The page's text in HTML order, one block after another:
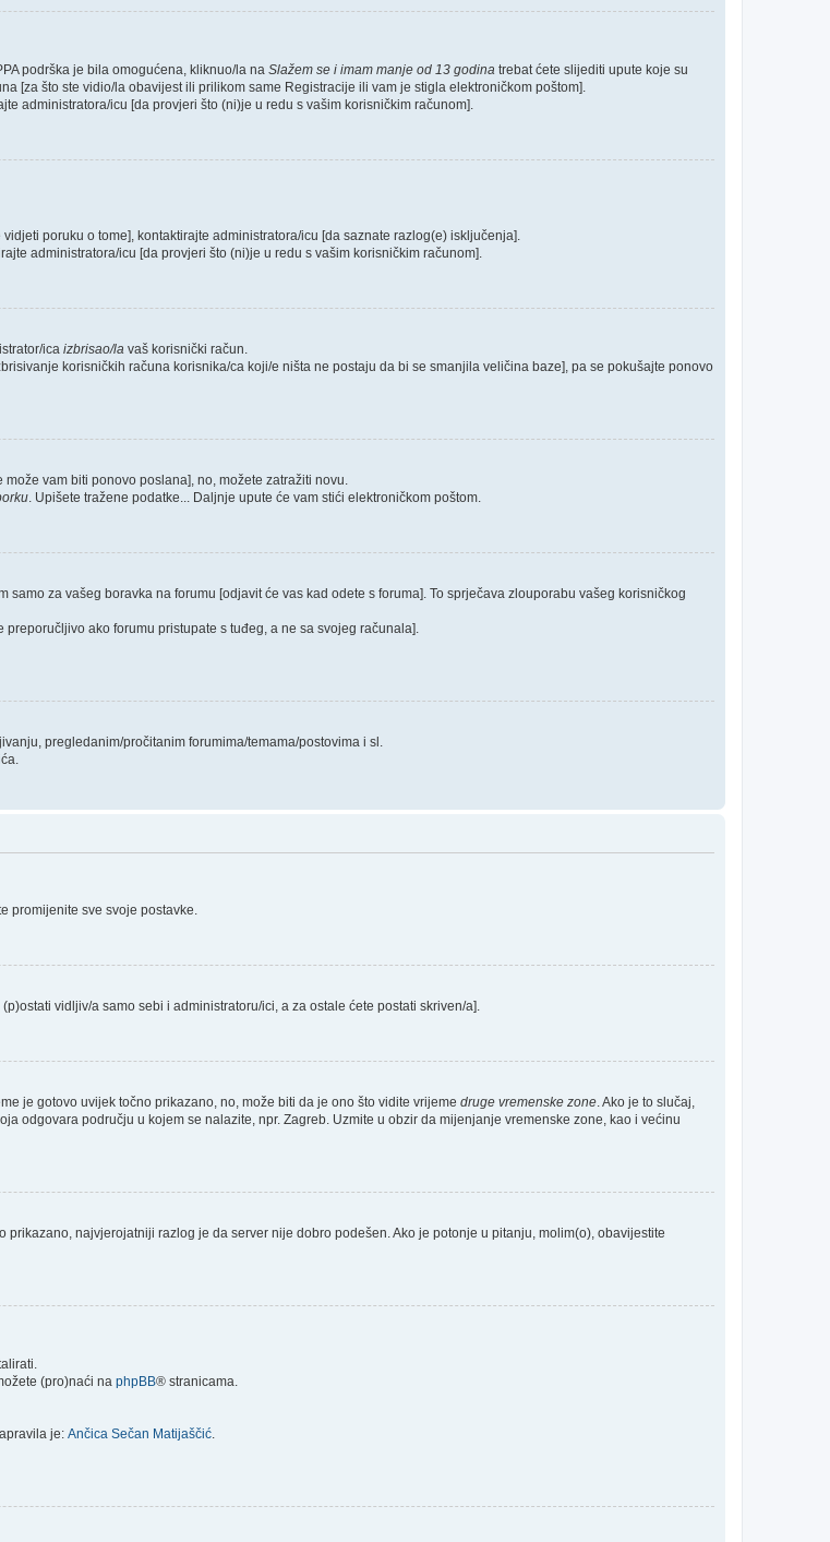
podrška je bila omogućena, kliknuo/la na Slažem se i imam manje od 13 godina trebat ćete slijediti upute koje su
[za što ste vidio/la obavijest ili prilikom same Registracije ili vam je stigla elektroničkom poštom].
administratora/icu [da provjeri što (ni)je u redu s vašim korisničkim računom].
poruku o tome], kontaktirajte administratora/icu [da saznate razlog(e) isključenja].
administratora/icu [da provjeri što (ni)je u redu s vašim korisničkim računom].
ica izbrisao/la vaš korisnički račun.
korisničkih računa korisnika/ca koji/e ništa ne postaju da bi se smanjila veličina baze], pa se pokušajte ponovo
vam biti ponovo poslana], no, možete zatražiti novu.
. Upišete tražene podatke... Daljnje upute će vam stići elektroničkom poštom.
za vašeg boravka na forumu [odjavit će vas kad odete s foruma]. To sprječava zlouporabu vašeg korisničkog
ako forumu pristupate s tuđeg, a ne sa svojeg računala].
pregledanim/pročitanim forumima/temama/postovima i sl.
promijenite sve svoje postavke.
(p)ostati vidljiv/a samo sebi i administratoru/ici, a za ostale ćete postati skriven/a].
je gotovo uvijek točno prikazano, no, može biti da je ono što vidite vrijeme druge vremenske zone. Ako je to slučaj,
odgovara području u kojem se nalazite, npr. Zagreb. Uzmite u obzir da mijenjanje vremenske zone, kao i većinu
prikazano, najvjerojatniji razlog je da server nije dobro podešen. Ako je potonje u pitanju, molim(o), obavijestite
(pro)naći na phpBB® stranicama.
je: Ančica Sečan Matijaščić.